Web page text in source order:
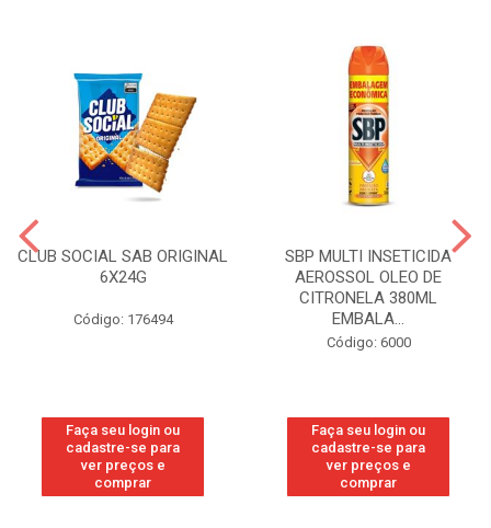
CLUB SOCIAL SAB ORIGINAL
6X24G
Código: 176494
Faça seu login ou
cadastre-se para
ver preços e
comprar
SBP MULTI INSETICIDA
AEROSSOL OLEO DE
CITRONELA 380ML
EMBALA...
Código: 6000
Faça seu login ou
cadastre-se para
ver preços e
comprar